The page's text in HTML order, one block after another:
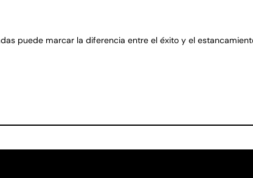
puede marcar la diferencia entre el éxito y el